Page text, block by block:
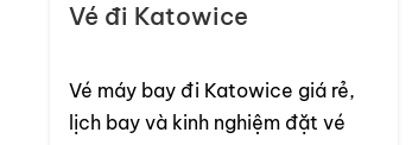
Bảng giá vé máy bay
Hiện nay, giá vé máy bay dao
gồm các chặng bay từ Hồ Chí
Vé đi Katowice
Vé máy bay đi Katowice giá rẻ,
lịch bay và kinh nghiệm đặt vé